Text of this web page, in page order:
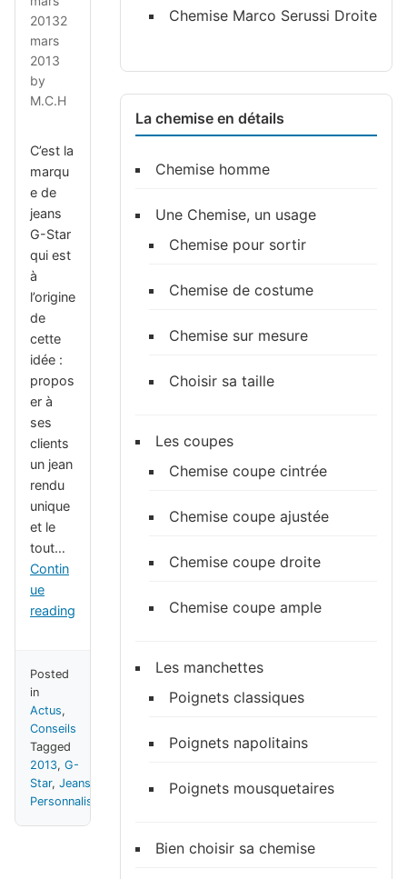
20132
mars
2013
by
M.C.H
C’est la
marqu
e de
jeans
G-Star
qui est
à
l’origine
de
cette
idée :
propos
er à
ses
clients
un jean
rendu
unique
et le
tout…
Contin
ue
reading
Posted
in
Actus,
Conseils
Tagged
2013, G-
Star, Jeans
Personnalisé
Chemise Marco Serussi Droite
La chemise en détails
Chemise homme
Une Chemise, un usage
Chemise pour sortir
Chemise de costume
Chemise sur mesure
Choisir sa taille
Les coupes
Chemise coupe cintrée
Chemise coupe ajustée
Chemise coupe droite
Chemise coupe ample
Les manchettes
Poignets classiques
Poignets napolitains
Poignets mousquetaires
Bien choisir sa chemise